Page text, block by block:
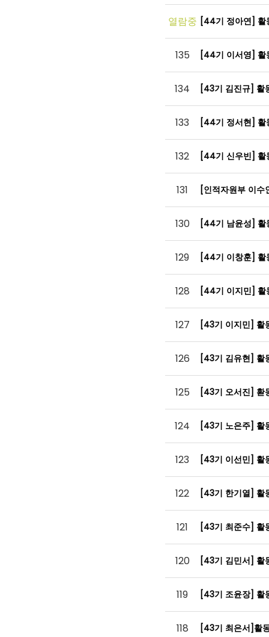
열람중 [44기 정아연]
135 [44기 이서영]
134 [43기 김진규] 활
133 [44기 정서현]
132 [44기 신우빈]
131 [인적자원부 이
130 [44기 남윤성]
129 [44기 이창훈]
128 [44기 이지민]
127 [43기 이지민] 활
126 [43기 김유현] 활
125 [43기 오서진] 홛
124 [43기 노은주] 활
123 [43기 이선민] 활
122 [43기 한기열] 활
121 [43기 최준수] 활
120 [43기 김민서] 활
119 [43기 조윤장] 활
118 [43기 최은서]활